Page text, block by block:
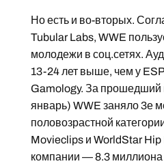
Но есть и во-вторых.
Tubular Labs, WWE
молодежи в соц.сетях.
13-24 лет выше, чем у
Gamology. За прошедший
январь) WWE заняло 3е
половозрастной
Movieclips и WorldStar Hip
компании — 8.3 миллиона